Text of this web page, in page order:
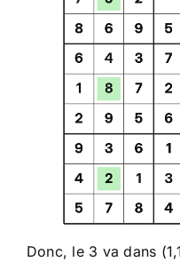
Donc, le 3 va dans